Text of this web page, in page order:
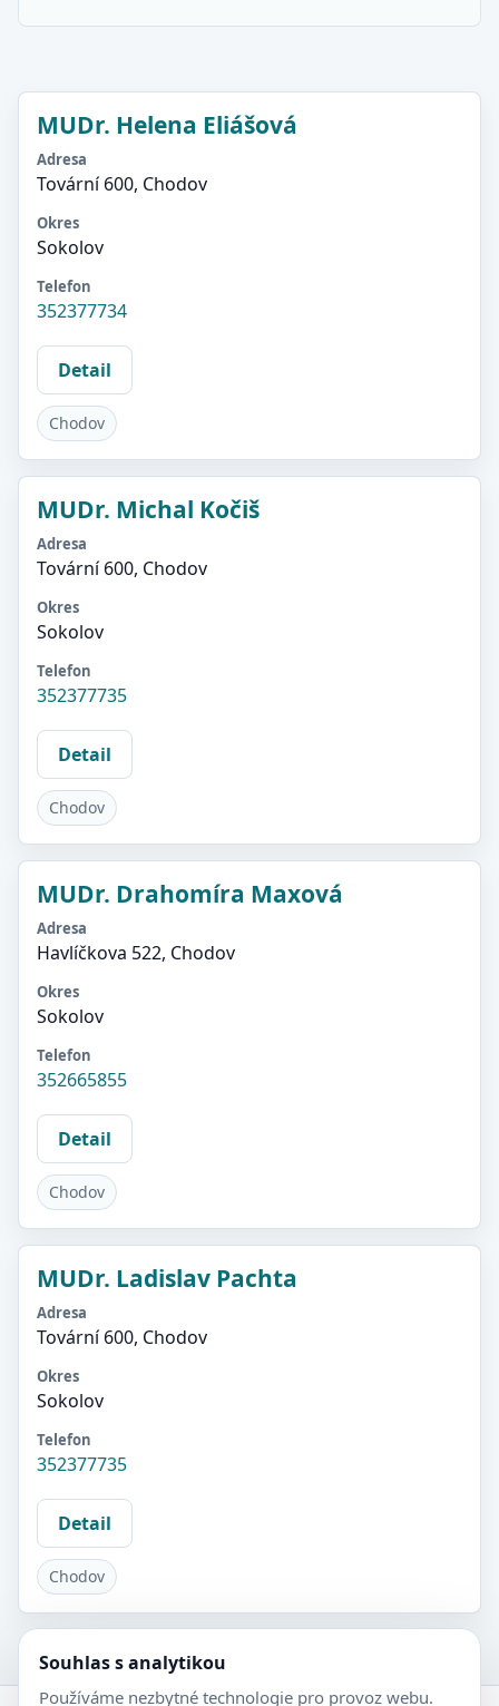
MUDr. Helena Eliášová
Adresa
Tovární 600, Chodov
Okres
Sokolov
Telefon
352377734
Detail
Chodov
MUDr. Michal Kočiš
Adresa
Tovární 600, Chodov
Okres
Sokolov
Telefon
352377735
Detail
Chodov
MUDr. Drahomíra Maxová
Adresa
Havlíčkova 522, Chodov
Okres
Sokolov
Telefon
352665855
Detail
Chodov
MUDr. Ladislav Pachta
Adresa
Tovární 600, Chodov
Okres
Sokolov
Telefon
352377735
Detail
Chodov
Souhlas s analytikou
Používáme nezbytné technologie pro provoz webu.